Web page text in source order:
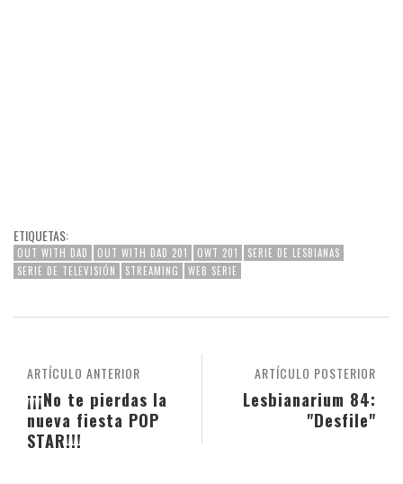
ETIQUETAS:
OUT WITH DAD OUT WITH DAD 201 OWT 201
SERIE DE LESBIANAS
SERIE DE TELEVISIÓN
STREAMING WEB SERIE
ARTÍCULO POSTERIOR
Lesbianarium 84:
"Desfile"
ARTÍCULO ANTERIOR
¡¡¡No te pierdas la
nueva fiesta POP
STAR!!!